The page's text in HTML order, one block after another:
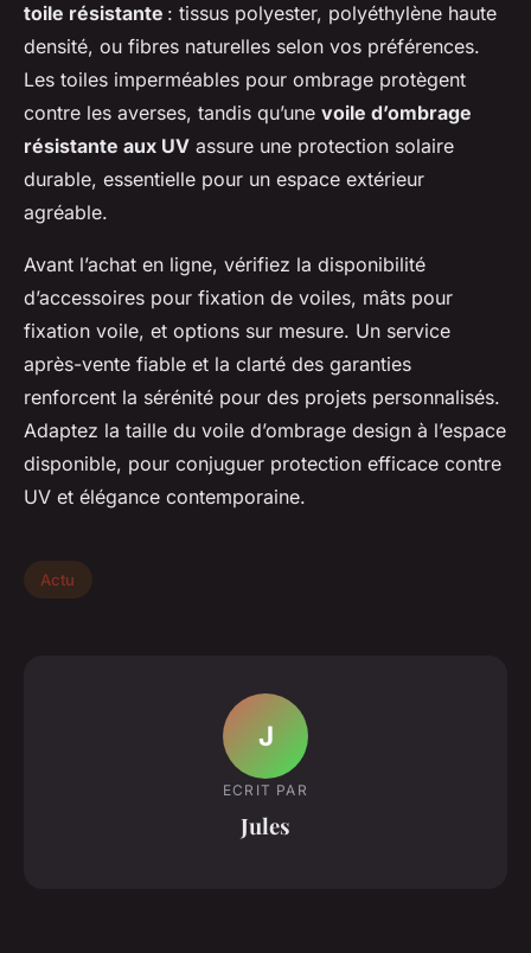
toile résistante : tissus polyester, polyéthylène haute
densité, ou fibres naturelles selon vos préférences.
Les toiles imperméables pour ombrage protègent
contre les averses, tandis qu’une voile d’ombrage
résistante aux UV assure une protection solaire
durable, essentielle pour un espace extérieur
agréable.
Avant l’achat en ligne, vérifiez la disponibilité
d’accessoires pour fixation de voiles, mâts pour
fixation voile, et options sur mesure. Un service
après-vente fiable et la clarté des garanties
renforcent la sérénité pour des projets personnalisés.
Adaptez la taille du voile d’ombrage design à l’espace
disponible, pour conjuguer protection efficace contre
UV et élégance contemporaine.
Actu
J
ECRIT PAR
Jules